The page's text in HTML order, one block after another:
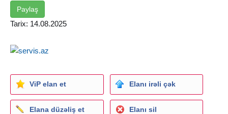
Paylaş
Tarix: 14.08.2025
ViP elan et Elanı irəli çək
Elana düzəliş et Elanı sil